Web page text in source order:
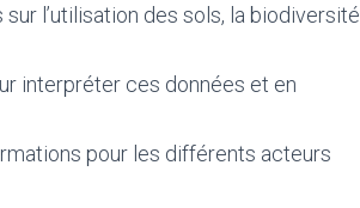
l’utilisation des sols, la biodiversité
interpréter ces données et en
pour les différents acteurs